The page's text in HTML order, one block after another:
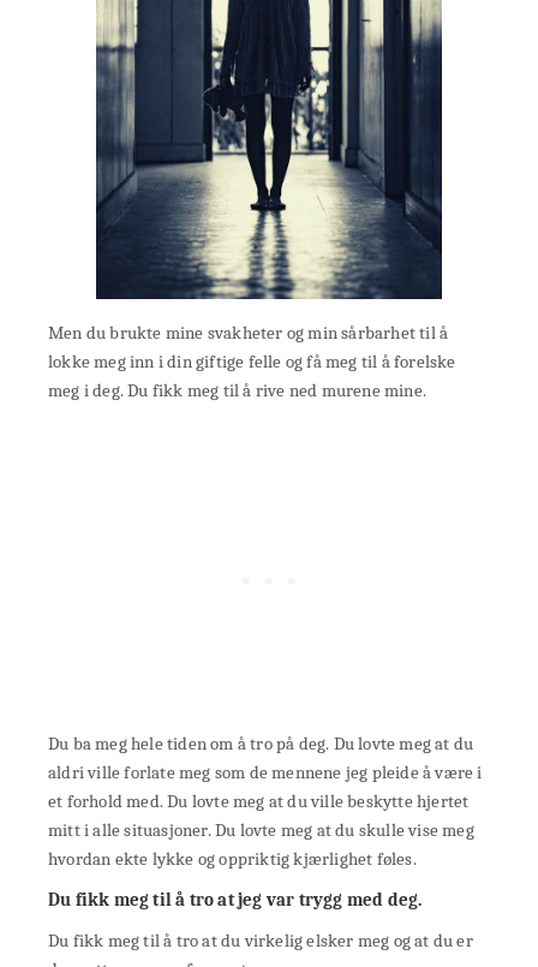
Men du brukte mine svakheter og min sårbarhet til å
lokke meg inn i din giftige felle og få meg til å forelske
meg i deg. Du fikk meg til å rive ned murene mine.
Du ba meg hele tiden om å tro på deg. Du lovte meg at du
aldri ville forlate meg som de mennene jeg pleide å være i
et forhold med. Du lovte meg at du ville beskytte hjertet
mitt i alle situasjoner. Du lovte meg at du skulle vise meg
hvordan ekte lykke og oppriktig kjærlighet føles.
Du fikk meg til å tro at jeg var trygg med deg.
Du fikk meg til å tro at du virkelig elsker meg og at du er